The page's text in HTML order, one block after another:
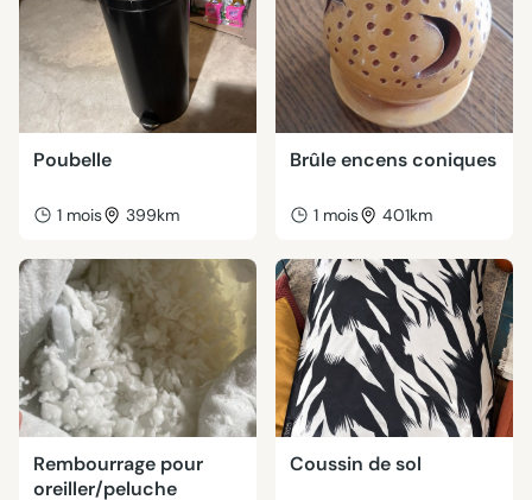
Poubelle
1 mois 399km
Brûle encens coniques
1 mois 401km
Rembourrage pour
oreiller/peluche
Coussin de sol